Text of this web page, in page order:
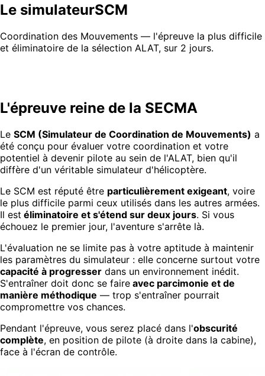
Le simulateurSCM
Coordination des Mouvements — l'épreuve la plus difficile
et éliminatoire de la sélection ALAT, sur 2 jours.
L'épreuve reine de la SECMA
Le SCM (Simulateur de Coordination de Mouvements) a
été conçu pour évaluer votre coordination et votre
potentiel à devenir pilote au sein de l'ALAT, bien qu'il
diffère d'un véritable simulateur d'hélicoptère.
Le SCM est réputé être particulièrement exigeant, voire
le plus difficile parmi ceux utilisés dans les autres armées.
Il est éliminatoire et s'étend sur deux jours. Si vous
échouez le premier jour, l'aventure s'arrête là.
L'évaluation ne se limite pas à votre aptitude à maintenir
les paramètres du simulateur : elle concerne surtout votre
capacité à progresser dans un environnement inédit.
S'entraîner doit donc se faire avec parcimonie et de
manière méthodique — trop s'entraîner pourrait
compromettre vos chances.
Pendant l'épreuve, vous serez placé dans l'obscurité
complète, en position de pilote (à droite dans la cabine),
face à l'écran de contrôle.